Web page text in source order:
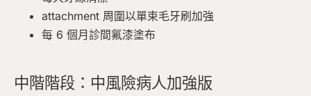
attachment 周圍以單束毛牙刷加強
每 6 個月診間氟漆塗布
中階階段：中風險病人加強版